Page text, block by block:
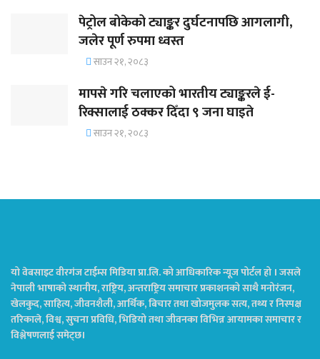
पेट्रोल बोकेको ट्याङ्कर दुर्घटनापछि आगलागी,
जलेर पूर्ण रुपमा ध्वस्त
साउन २१, २०८३
मापसे गरि चलाएको भारतीय ट्याङ्करले ई-
रिक्सालाई ठक्कर दिँदा ९ जना घाइते
साउन २१, २०८३
यो वेबसाइट वीरगंज टाईम्स मिडिया प्रा.लि. को आधिकारिक न्यूज पोर्टल हो । जसले
नेपाली भाषाको स्थानीय, राष्ट्रिय, अन्तराष्ट्रिय समाचार प्रकाशनको साथै मनोरंजन,
खेलकुद, साहित्य, जीवनशैली, आर्थिक, बिचार तथा खोजमुलक सत्य, तथ्य र निस्पक्ष
तरिकाले, विश्व, सुचना प्रविधि, भिडियो तथा जीवनका विभिन्न आयामका समाचार र
विश्लेषणलाई समेट्छ।